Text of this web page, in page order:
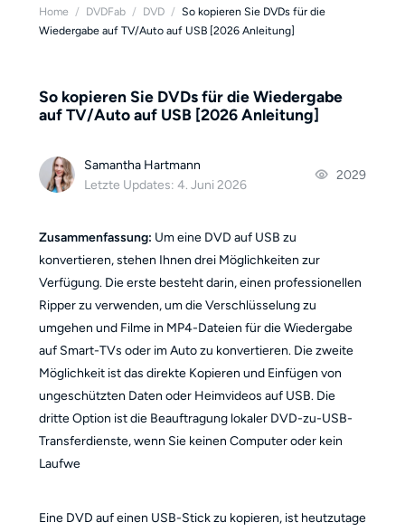
Home / DVDFab / DVD / So kopieren Sie DVDs für die
Wiedergabe auf TV/Auto auf USB [2026 Anleitung]
So kopieren Sie DVDs für die Wiedergabe
auf TV/Auto auf USB [2026 Anleitung]
Samantha Hartmann
Letzte Updates: 4. Juni 2026
2029
Zusammenfassung: Um eine DVD auf USB zu
konvertieren, stehen Ihnen drei Möglichkeiten zur
Verfügung. Die erste besteht darin, einen professionellen
Ripper zu verwenden, um die Verschlüsselung zu
umgehen und Filme in MP4-Dateien für die Wiedergabe
auf Smart-TVs oder im Auto zu konvertieren. Die zweite
Möglichkeit ist das direkte Kopieren und Einfügen von
ungeschützten Daten oder Heimvideos auf USB. Die
dritte Option ist die Beauftragung lokaler DVD-zu-USB-
Transferdienste, wenn Sie keinen Computer oder kein
Laufwe
Eine DVD auf einen USB-Stick zu kopieren, ist heutzutage